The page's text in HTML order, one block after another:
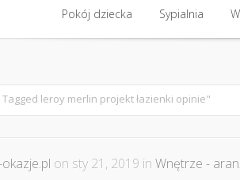
i kontakt Budowa i
Pokój dziecka Sypialnia
leroy merlin projekt łazienki opinie"
on sty 21, 2019 in Wnętrze -